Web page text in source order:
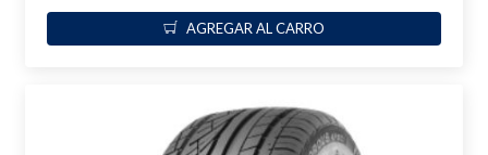
AGREGAR AL CARRO